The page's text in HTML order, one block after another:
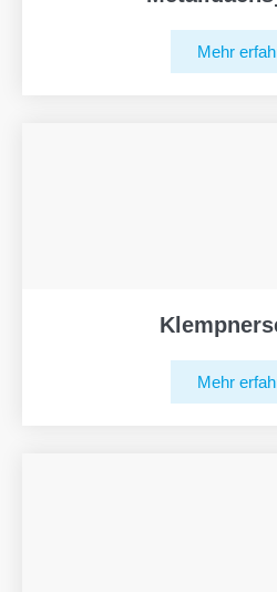
Mehr
Mehr